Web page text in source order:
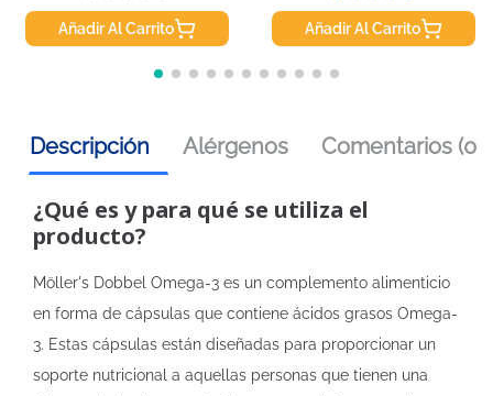
Añadir Al Carrito Añadir Al Carrito
Descripción Alérgenos Comentarios (0)
¿Qué es y para qué se utiliza el
producto?
Möller's Dobbel Omega-3 es un complemento alimenticio
en forma de cápsulas que contiene ácidos grasos Omega-
3. Estas cápsulas están diseñadas para proporcionar un
soporte nutricional a aquellas personas que tienen una